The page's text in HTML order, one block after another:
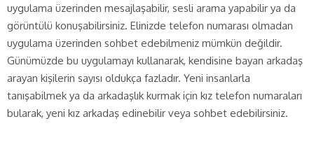
uygulama üzerinden mesajlaşabilir, sesli arama yapabilir ya da
görüntülü konuşabilirsiniz. Elinizde telefon numarası olmadan
uygulama üzerinden sohbet edebilmeniz mümkün değildir.
Günümüzde bu uygulamayı kullanarak, kendisine bayan arkadaş
arayan kişilerin sayısı oldukça fazladır. Yeni insanlarla
tanışabilmek ya da arkadaşlık kurmak için kız telefon numaraları
bularak, yeni kız arkadaş edinebilir veya sohbet edebilirsiniz.